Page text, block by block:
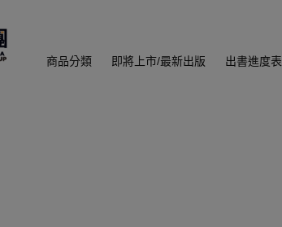
商品分類 即將上市/最新出版 出書進度表